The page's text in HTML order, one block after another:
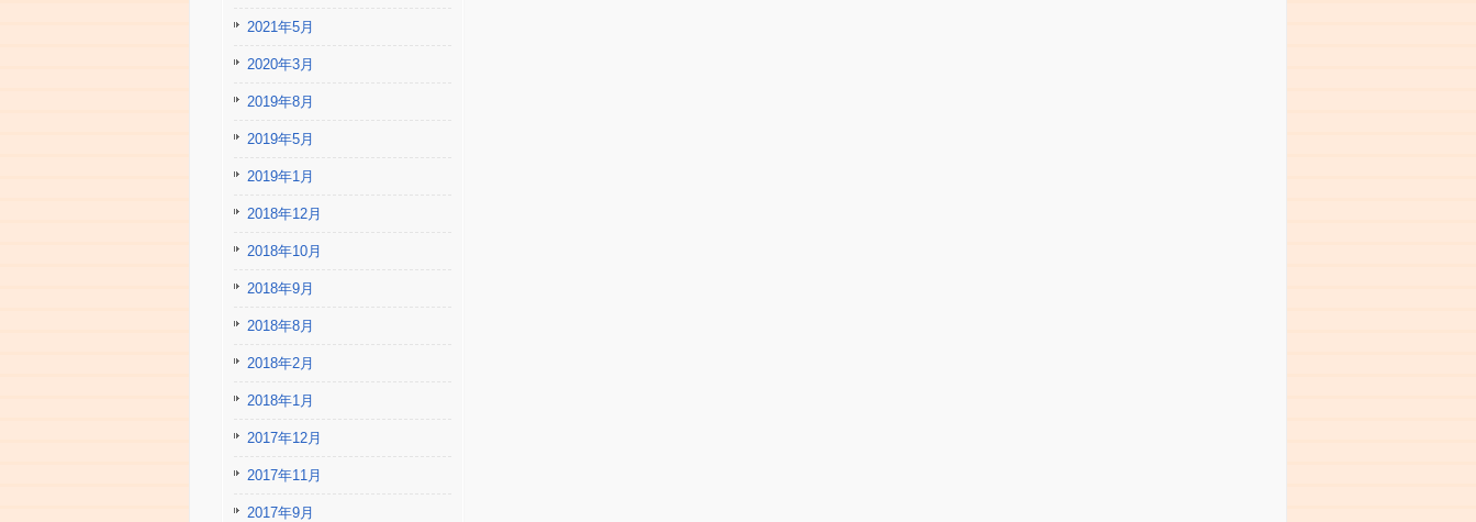
2021年5月
2020年3月
2019年8月
2019年5月
2019年1月
2018年12月
2018年10月
2018年9月
2018年8月
2018年2月
2018年1月
2017年12月
2017年11月
2017年9月